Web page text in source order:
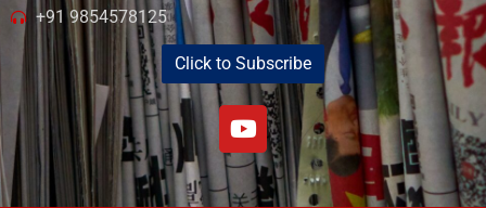
+91 9854578125
Click to Subscribe